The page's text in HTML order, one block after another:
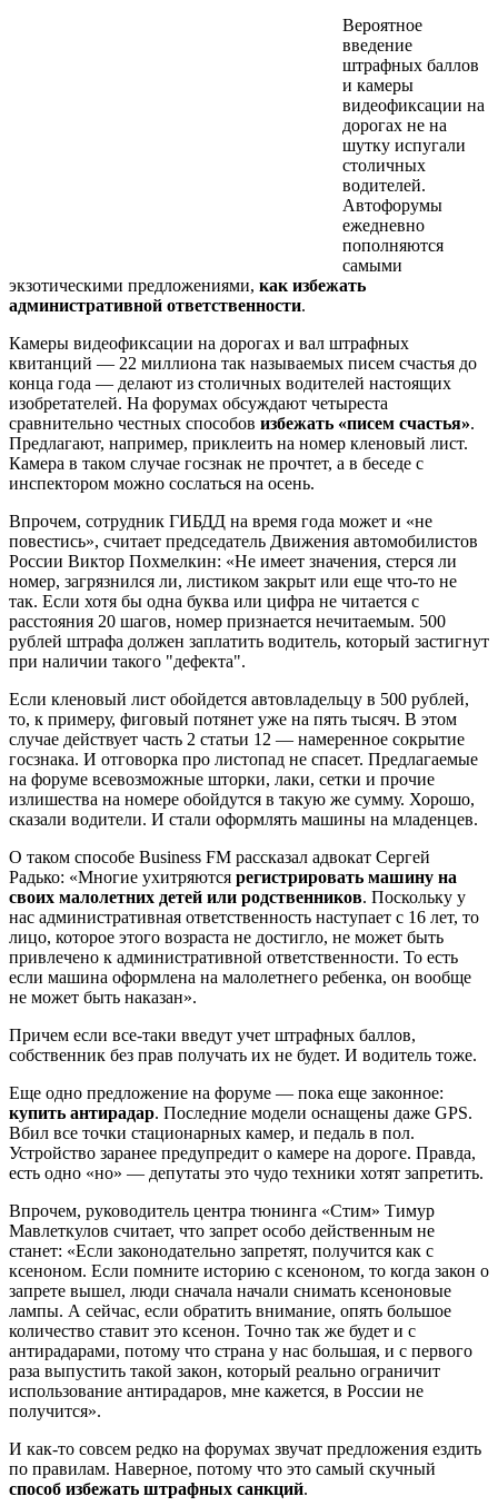
Вероятное
введение
штрафных баллов
и камеры
видеофиксации на
дорогах не на
шутку испугали
столичных
водителей.
Автофорумы
ежедневно
пополняются
самыми
экзотическими предложениями, как избежать
административной ответственности.
Камеры видеофиксации на дорогах и вал штрафных
квитанций — 22 миллиона так называемых писем счастья до
конца года — делают из столичных водителей настоящих
изобретателей. На форумах обсуждают четыреста
сравнительно честных способов избежать «писем счастья».
Предлагают, например, приклеить на номер кленовый лист.
Камера в таком случае госзнак не прочтет, а в беседе с
инспектором можно сослаться на осень.
Впрочем, сотрудник ГИБДД на время года может и «не
повестись», считает председатель Движения автомобилистов
России Виктор Похмелкин: «Не имеет значения, стерся ли
номер, загрязнился ли, листиком закрыт или еще что-то не
так. Если хотя бы одна буква или цифра не читается с
расстояния 20 шагов, номер признается нечитаемым. 500
рублей штрафа должен заплатить водитель, который застигнут
при наличии такого "дефекта".
Если кленовый лист обойдется автовладельцу в 500 рублей,
то, к примеру, фиговый потянет уже на пять тысяч. В этом
случае действует часть 2 статьи 12 — намеренное сокрытие
госзнака. И отговорка про листопад не спасет. Предлагаемые
на форуме всевозможные шторки, лаки, сетки и прочие
излишества на номере обойдутся в такую же сумму. Хорошо,
сказали водители. И стали оформлять машины на младенцев.
О таком способе Business FM рассказал адвокат Сергей
Радько: «Многие ухитряются регистрировать машину на
своих малолетних детей или родственников. Поскольку у
нас административная ответственность наступает с 16 лет, то
лицо, которое этого возраста не достигло, не может быть
привлечено к административной ответственности. То есть
если машина оформлена на малолетнего ребенка, он вообще
не может быть наказан».
Причем если все-таки введут учет штрафных баллов,
собственник без прав получать их не будет. И водитель тоже.
Еще одно предложение на форуме — пока еще законное:
купить антирадар. Последние модели оснащены даже GPS.
Вбил все точки стационарных камер, и педаль в пол.
Устройство заранее предупредит о камере на дороге. Правда,
есть одно «но» — депутаты это чудо техники хотят запретить.
Впрочем, руководитель центра тюнинга «Стим» Тимур
Мавлеткулов считает, что запрет особо действенным не
станет: «Если законодательно запретят, получится как с
ксеноном. Если помните историю с ксеноном, то когда закон о
запрете вышел, люди сначала начали снимать ксеноновые
лампы. А сейчас, если обратить внимание, опять большое
количество ставит это ксенон. Точно так же будет и с
антирадарами, потому что страна у нас большая, и с первого
раза выпустить такой закон, который реально ограничит
использование антирадаров, мне кажется, в России не
получится».
И как-то совсем редко на форумах звучат предложения ездить
по правилам. Наверное, потому что это самый скучный
способ избежать штрафных санкций.